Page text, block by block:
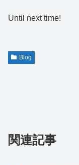
Until next time!
Blog
関連記事